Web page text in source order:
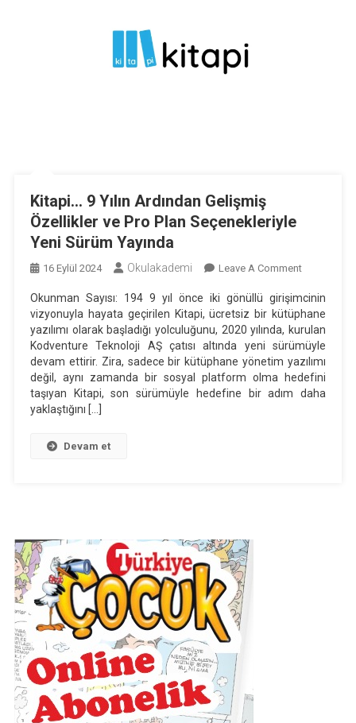
Kitapi… 9 Yılın Ardından Gelişmiş
Özellikler ve Pro Plan Seçenekleriyle
Yeni Sürüm Yayında
16 Eylül 2024 Okulakademi Leave A CommentOn
9
Yılın
Ardından
Gelişmiş
Özellikler
Ve
Okunman Sayısı: 194 9 yıl önce iki gönüllü girişimcinin
vizyonuyla hayata geçirilen Kitapi, ücretsiz bir kütüphane
yazılımı olarak başladığı yolculuğunu, 2020 yılında, kurulan
Kodventure Teknoloji AŞ çatısı altında yeni sürümüyle
devam ettirir. Zira, sadece bir kütüphane yönetim yazılımı
değil, aynı zamanda bir sosyal platform olma hedefini
taşıyan Kitapi, son sürümüyle hedefine bir adım daha
yaklaştığını […]
Devam et